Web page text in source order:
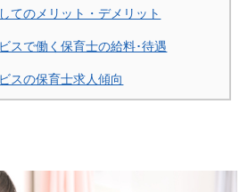
てのメリット・デメリット
スで働く保育士の給料･待遇
スの保育士求人傾向